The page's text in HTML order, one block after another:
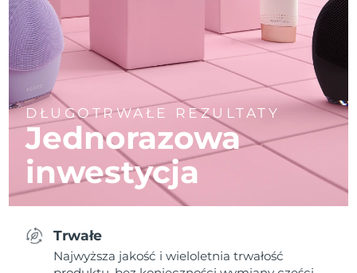
DŁUGOTRWAŁE REZULTATY
Jednorazowa
inwestycja
Trwałe
Najwyższa jakość i wieloletnia trwałość